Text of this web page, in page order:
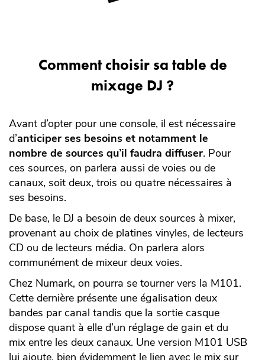
Comment choisir sa table de
mixage DJ ?
Avant d’opter pour une console, il est nécessaire
d’anticiper ses besoins et notamment le
nombre de sources qu’il faudra diffuser. Pour
ces sources, on parlera aussi de voies ou de
canaux, soit deux, trois ou quatre nécessaires à
ses besoins.
De base, le DJ a besoin de deux sources à mixer,
provenant au choix de platines vinyles, de lecteurs
CD ou de lecteurs média. On parlera alors
communément de mixeur deux voies.
Chez Numark, on pourra se tourner vers la M101.
Cette dernière présente une égalisation deux
bandes par canal tandis que la sortie casque
dispose quant à elle d’un réglage de gain et du
mix entre les deux canaux. Une version M101 USB
lui ajoute, bien évidemment le lien avec le mix sur